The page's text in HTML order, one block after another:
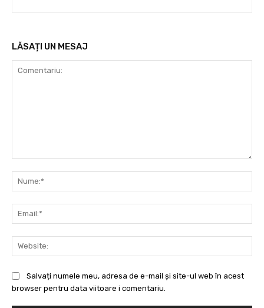
LĂSAȚI UN MESAJ
Salvați numele meu, adresa de e-mail și site-ul web în acest
browser pentru data viitoare i comentariu.